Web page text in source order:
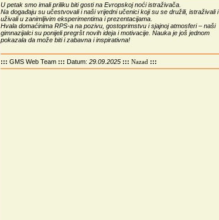
U petak smo imali priliku biti gosti na Evropskoj noći istraživača.
Na događaju su učestvovali i naši vrijedni učenici koji su se družili, istraživali i
uživali u zanimljivim eksperimentima i prezentacijama.
Hvala domaćinima RPS-a na pozivu, gostoprimstvu i sjajnoj atmosferi – naši
gimnazijalci su ponijeli pregršt novih ideja i motivacije. Nauka je još jednom
pokazala da može biti i zabavna i inspirativna!
::: GMS Web Team::: Datum: 29.09.2025::: Nazad :::